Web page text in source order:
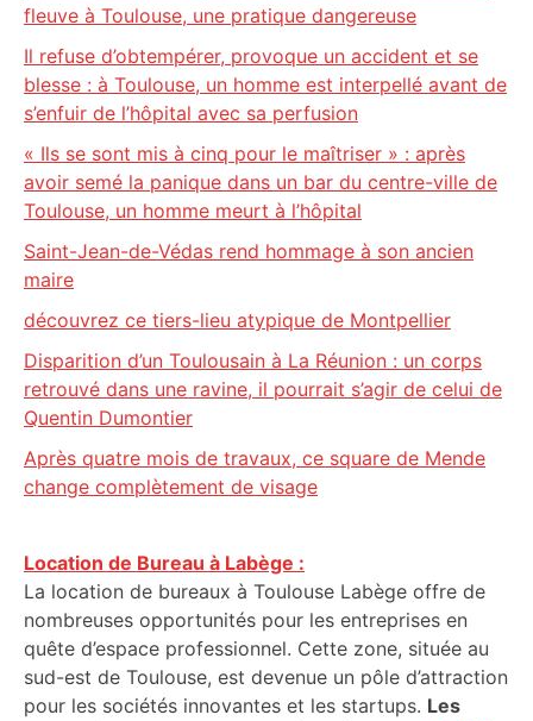
fleuve à Toulouse, une pratique dangereuse
Il refuse d’obtempérer, provoque un accident et se
blesse : à Toulouse, un homme est interpellé avant de
s’enfuir de l’hôpital avec sa perfusion
« Ils se sont mis à cinq pour le maîtriser » : après
avoir semé la panique dans un bar du centre-ville de
Toulouse, un homme meurt à l’hôpital
Saint-Jean-de-Védas rend hommage à son ancien
maire
découvrez ce tiers-lieu atypique de Montpellier
Disparition d’un Toulousain à La Réunion : un corps
retrouvé dans une ravine, il pourrait s’agir de celui de
Quentin Dumontier
Après quatre mois de travaux, ce square de Mende
change complètement de visage
Location de Bureau à Labège :
La location de bureaux à Toulouse Labège offre de
nombreuses opportunités pour les entreprises en
quête d’espace professionnel. Cette zone, située au
sud-est de Toulouse, est devenue un pôle d’attraction
pour les sociétés innovantes et les startups. Les